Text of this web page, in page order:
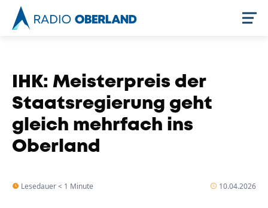
IHK: Meisterpreis der
Staatsregierung geht
gleich mehrfach ins
Oberland
Lesedauer < 1 Minute 10.04.2026